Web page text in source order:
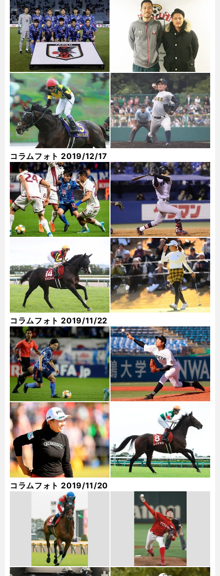
コラムフォト 2019/12/17
コラムフォト 2019/11/22
コラムフォト 2019/11/20